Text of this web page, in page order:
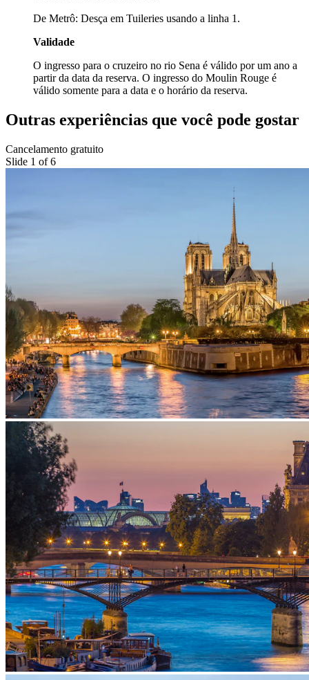
De Metrô: Desça em Tuileries usando a linha 1.
Validade
O ingresso para o cruzeiro no rio Sena é válido por um ano a
partir da data da reserva. O ingresso do Moulin Rouge é
válido somente para a data e o horário da reserva.
Outras experiências que você pode gostar
Cancelamento gratuito
Slide 1 of 6